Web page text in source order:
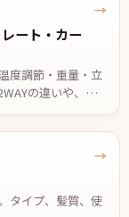
ート・カー
度調節・重量・立
の違いや、前
方、安全に使うた
月13日時点。
→
タイプ、髪質、使
→